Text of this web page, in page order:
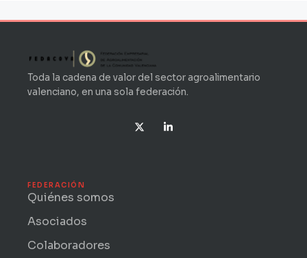
Toda la cadena de valor del sector agroalimentario
valenciano, en una sola federación.
X
- i
FEDERACIÓN
Quiénes somos
Asociados
Colaboradores